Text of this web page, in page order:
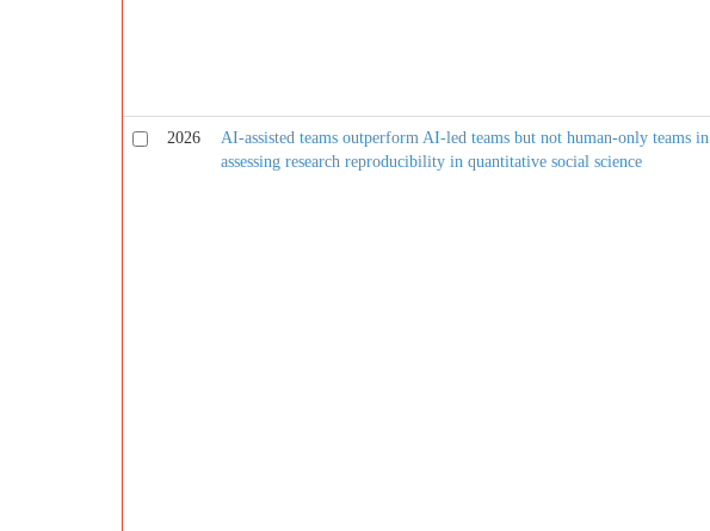
2026
AI-assisted teams outperform AI-led teams but not human-only teams in
assessing research reproducibility in quantitative social science